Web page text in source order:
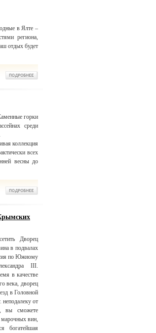
в Ялте –
региона,
отдых будет
горки
среди
коллекция
всех
весны до
Дворец
в подвалах
по Южному
III.
в качестве
века, дворец
в Головной
от
вы сможете
марочных вин,
богатейшая